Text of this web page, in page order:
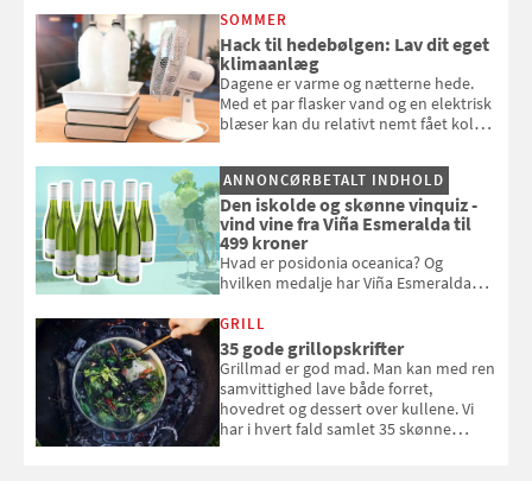
opmærksom, når du smider
badebassinet eller et badedyr ud
SOMMER
Hack til hedebølgen: Lav dit eget
klimaanlæg
Dagene er varme og nætterne hede.
Med et par flasker vand og en elektrisk
blæser kan du relativt nemt fået koldt
og se, hvordan du gør
ANNONCØRBETALT INDHOLD
Den iskolde og skønne vinquiz -
vind vine fra Viña Esmeralda til
499 kroner
Hvad er posidonia oceanica? Og
hvilken medalje har Viña Esmeralda
med i Samvirkes skønne vinquiz, hvor
du kan vinde 6 flasker vin fra Viña
Esmeralda. Konkurrencen slutter 1.
september 2026.
GRILL
35 gode grillopskrifter
Grillmad er god mad. Man kan med ren
samvittighed lave både forret,
hovedret og dessert over kullene. Vi
har i hvert fald samlet 35 skønne